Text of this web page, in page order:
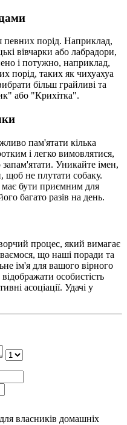
певних порід. Наприклад,
вівчарки або лабрадори,
і потужно, наприклад,
порід, таких як чихуахуа
більш грайливі та
або "Крихітка".
пам'ятати кілька
і легко вимовлятися,
Уникайте імен,
щоб не плутати собаку.
має бути приємним для
багато разів на день.
процес, який вимагає
що наші поради та
ім'я для вашого вірного
особистість
асоціації. Удачі у
власників домашніх